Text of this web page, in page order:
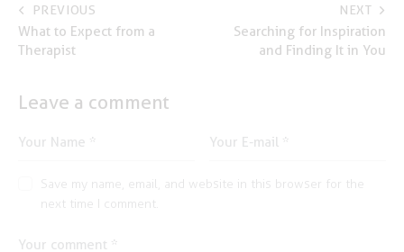
Post
navigation
PREVIOUS
What to Expect from a
Therapist
NEXT
Searching for Inspiration
and Finding It in You
Leave a comment
Save my name, email, and website in this browser for the
next time I comment.